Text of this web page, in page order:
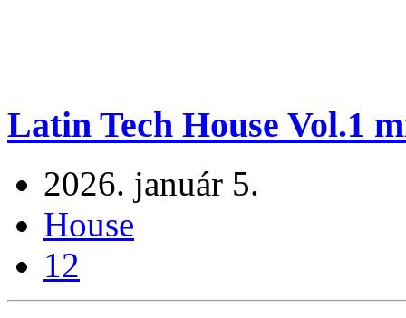
Latin Tech House Vol.1
2026. január 5.
House
12